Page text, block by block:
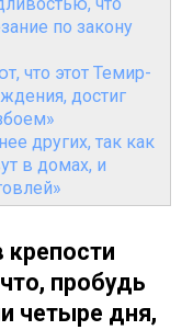
по закону
что этот Темир-
достиг
других, так как
в домах, и
пробудь
четыре дня,